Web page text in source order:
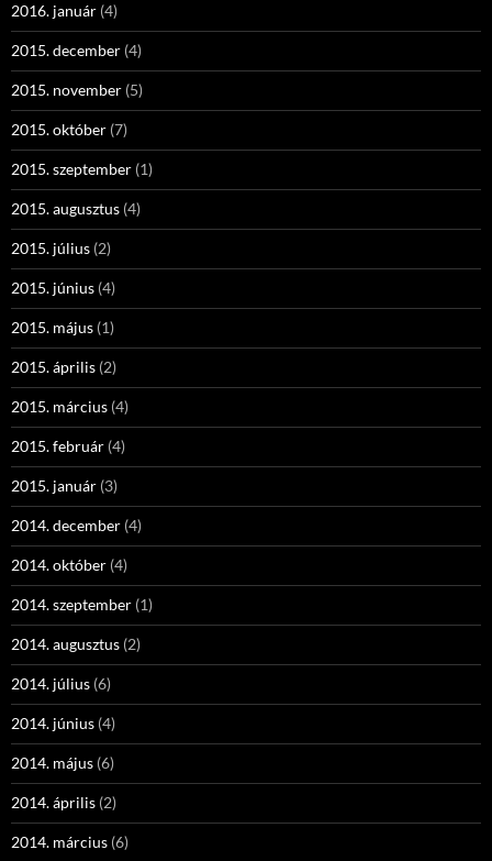
2016. január (4)
2015. december (4)
2015. november (5)
2015. október (7)
2015. szeptember (1)
2015. augusztus (4)
2015. július (2)
2015. június (4)
2015. május (1)
2015. április (2)
2015. március (4)
2015. február (4)
2015. január (3)
2014. december (4)
2014. október (4)
2014. szeptember (1)
2014. augusztus (2)
2014. július (6)
2014. június (4)
2014. május (6)
2014. április (2)
2014. március (6)